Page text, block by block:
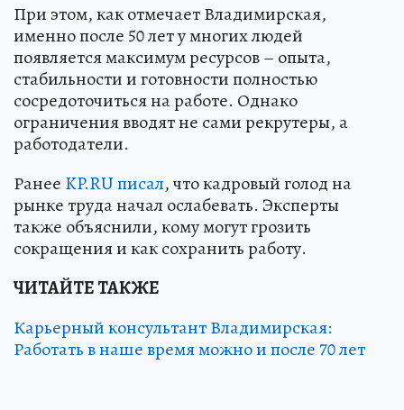
При этом, как отмечает Владимирская,
именно после 50 лет у многих людей
появляется максимум ресурсов – опыта,
стабильности и готовности полностью
сосредоточиться на работе. Однако
ограничения вводят не сами рекрутеры, а
работодатели.
Ранее KP.RU писал, что кадровый голод на
рынке труда начал ослабевать. Эксперты
также объяснили, кому могут грозить
сокращения и как сохранить работу.
ЧИТАЙТЕ ТАКЖЕ
Карьерный консультант Владимирская:
Работать в наше время можно и после 70 лет